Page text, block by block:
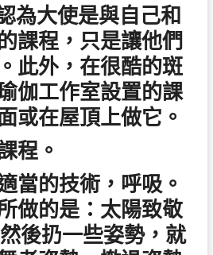
為大使是與自己和
課程，只是讓他們
此外，在很酷的斑
伽工作室設置的課
或在屋頂上做它。
程。
當的技術，呼吸。
做的是：太陽致敬
後扔一些姿勢，就